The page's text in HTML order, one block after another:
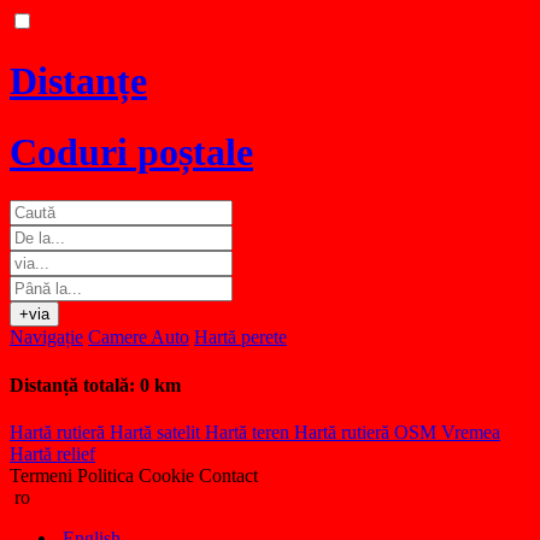
Distanțe
Coduri poștale
+via
Navigație Camere Auto Hartă perete
Distanță totală: 0 km
Hartă rutieră Hartă satelit Hartă teren Hartă rutieră OSM Vremea
Hartă relief
Termeni Politica Cookie Contact
ro